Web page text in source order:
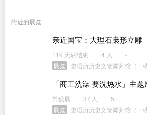
附近的展览
亲近国宝：大理石枭形立雕
119 天后结束 4 人
-
展览
史语所历史文物陈列馆（一楼
「商王洗澡 要洗热水」主题
常设展 37 人
5
展览
史语所历史文物陈列馆（一